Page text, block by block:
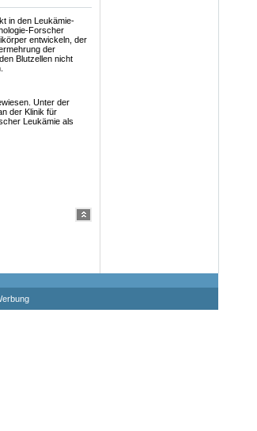
in den Leukämie-
Forscher
entwickeln, der
der
Blutzellen nicht
Unter der
der Klinik für
Leukämie als